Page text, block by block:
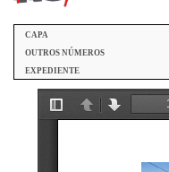
CAPA
OUTROS NÚMEROS
EXPEDIENTE